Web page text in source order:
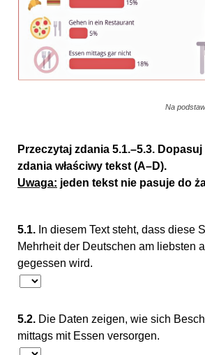
Na
Przeczytaj zdania 5.1.–5.3.
zdania właściwy tekst (A–D).
Uwaga: jeden tekst nie pasuje do
5.1. In diesem Text steht, dass diese
Mehrheit der Deutschen am liebsten
gegessen wird.
5.2. Die Daten zeigen, wie sich
mittags mit Essen versorgen.